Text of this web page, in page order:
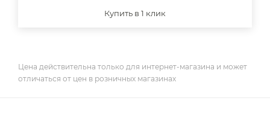
Купить в 1 клик
Цена действительна только для интернет-магазина и может
отличаться от цен в розничных магазинах